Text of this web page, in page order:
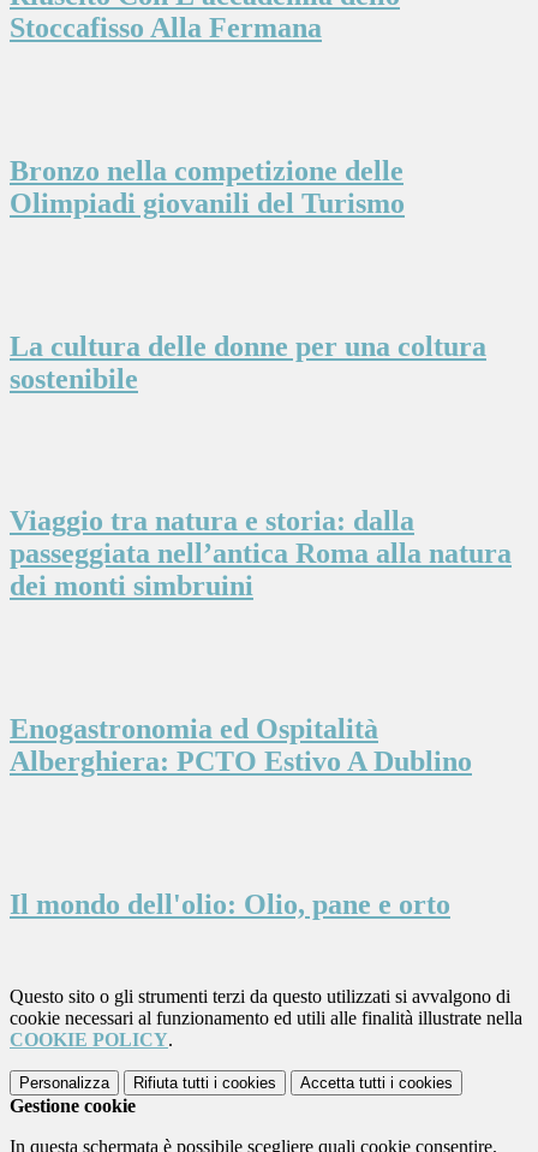
Stoccafisso Alla Fermana
Bronzo nella competizione delle
Olimpiadi giovanili del Turismo
La cultura delle donne per una coltura
sostenibile
Viaggio tra natura e storia: dalla
passeggiata nell’antica Roma alla natura
dei monti simbruini
Enogastronomia ed Ospitalità
Alberghiera: PCTO Estivo A Dublino
Il mondo dell'olio: Olio, pane e orto
Questo sito o gli strumenti terzi da questo utilizzati si avvalgono di
cookie necessari al funzionamento ed utili alle finalità illustrate nella
COOKIE POLICY.
Personalizza Rifiuta tutti i cookies Accetta tutti i cookies
Gestione cookie
In questa schermata è possibile scegliere quali cookie consentire.